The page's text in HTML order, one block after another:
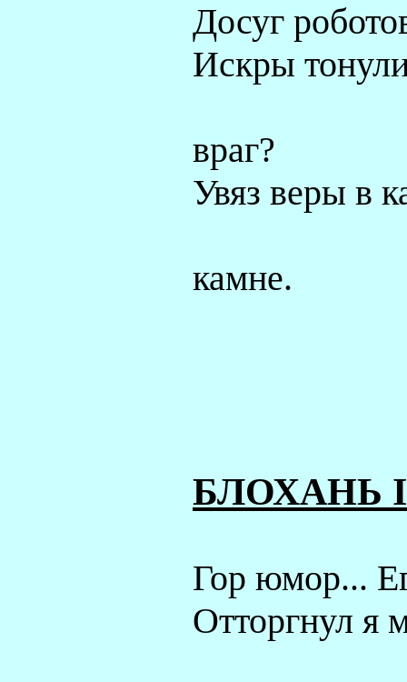
Досуг
Искры
враг?
Увяз веры в
камне.
БЛОХАНЬ
Гор юмор...
Отторгнул я